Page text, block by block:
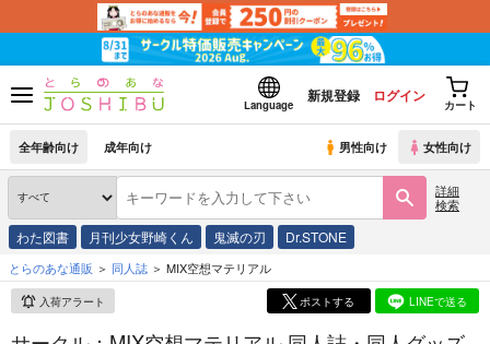
Language
新規登録 ログイン
カート
全年齢向け 成年向け 男性向け 女性向け
詳細
検索
わた図書 月刊少女野崎くん 鬼滅の刃 Dr.STONE
とらのあな通販 同人誌 MIX空想マテリアル
入荷アラート ポストする LINEで送る